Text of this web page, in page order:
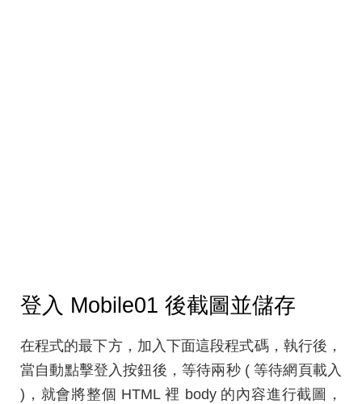
登入 Mobile01 後截圖並儲存
在程式的最下方，加入下面這段程式碼，執行後，
當自動點擊登入按鈕後，等待兩秒 ( 等待網頁載入
)，就會將整個 HTML 裡 body 的內容進行截圖，